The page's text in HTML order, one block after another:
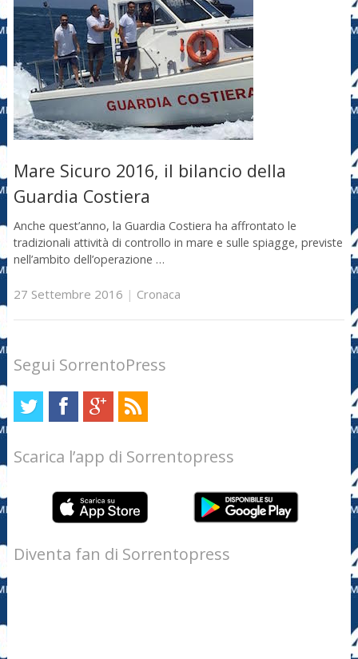
Mare Sicuro 2016, il bilancio della
Guardia Costiera
Anche quest’anno, la Guardia Costiera ha affrontato le
tradizionali attività di controllo in mare e sulle spiagge, previste
nell’ambito dell’operazione …
27 Settembre 2016 | Cronaca
Segui SorrentoPress
Scarica l’app di Sorrentopress
Diventa fan di Sorrentopress